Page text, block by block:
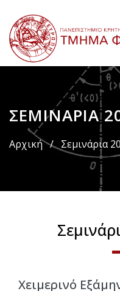
προς
το
κυρίως
περιεχόμενο
ΣΕΜΙΝΆΡΙΑ
Breadcrumb
Αρχική / Σεμινάρια
Χειμερινό